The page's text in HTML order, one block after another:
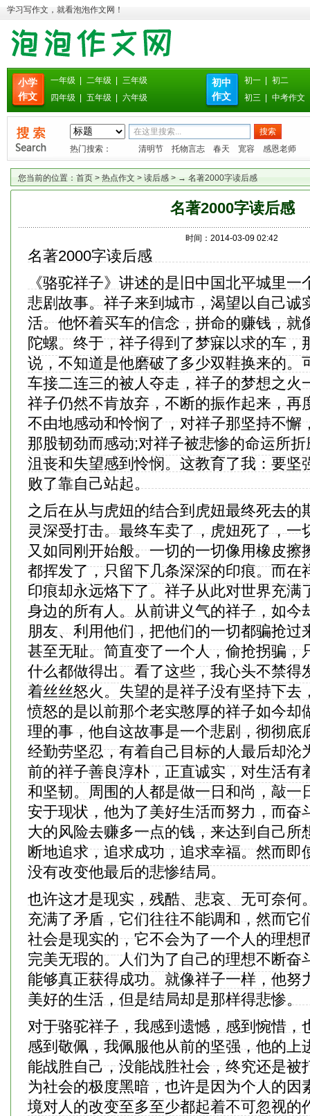
学习写作文，就看泡泡作文网！
小学
作文
一年级 二年级
三年级
四年级
五年级 六年级
初中
作文
初一
初二
初三
中考作文
热门搜索： 清明节 托物言志 春天 宽容 感恩老师
您当前的位置： 首页 > 热点作文 > 读后感 > → 名著2000字读后感
名著2000字读后感
时间：2014-03-09 02:42
名著2000字读后感
《骆驼祥子》讲述的是旧中国北平城里一
悲剧故事。祥子来到城市，渴望以自己诚
活。他怀着买车的信念，拼命的赚钱，就
陀螺。终于，祥子得到了梦寐以求的车，
说，不知道是他磨破了多少双鞋换来的。
车接二连三的被人夺走，祥子的梦想之火
祥子仍然不肯放弃，不断的振作起来，再
不由地感动和怜悯了，对祥子那坚持不懈
那股韧劲而感动;对祥子被悲惨的命运所
沮丧和失望感到怜悯。这教育了我：要坚
败了靠自己站起。
之后在从与虎妞的结合到虎妞最终死去的
灵深受打击。最终车卖了，虎妞死了，一
又如同刚开始般。一切的一切像用橡皮擦
都挥发了，只留下几条深深的印痕。而在
印痕却永远烙下了。祥子从此对世界充满
身边的所有人。从前讲义气的祥子，如今
朋友、利用他们，把他们的一切都骗抢过
甚至无耻。简直变了一个人，偷抢拐骗，
什么都做得出。看了这些，我心头不禁得
着丝丝怒火。失望的是祥子没有坚持下去
愤怒的是以前那个老实憨厚的祥子如今却
理的事，他自这故事是一个悲剧，彻彻底
经勤劳坚忍，有着自己目标的人最后却沦
前的祥子善良淳朴，正直诚实，对生活有
和坚韧。周围的人都是做一日和尚，敲一
安于现状，他为了美好生活而努力，而奋
大的风险去赚多一点的钱，来达到自己所
断地追求，追求成功，追求幸福。然而即
没有改变他最后的悲惨结局。
也许这才是现实，残酷、悲哀、无可奈何
充满了矛盾，它们往往不能调和，然而它
社会是现实的，它不会为了一个人的理想
完美无瑕的。人们为了自己的理想不断奋
能够真正获得成功。就像祥子一样，他努
美好的生活，但是结局却是那样得悲惨。
对于骆驼祥子，我感到遗憾，感到惋惜，
感到敬佩，我佩服他从前的坚强，他的上
能战胜自己，没能战胜社会，终究还是被
为社会的极度黑暗，也许是因为个人的因
境对人的改变至多至少都起着不可忽视的